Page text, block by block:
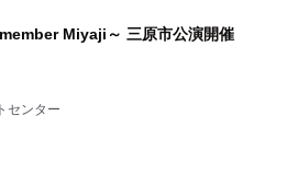
Miyaji～ 三原市公演開催
センター